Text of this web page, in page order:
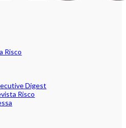
Risco
Digest
Risco